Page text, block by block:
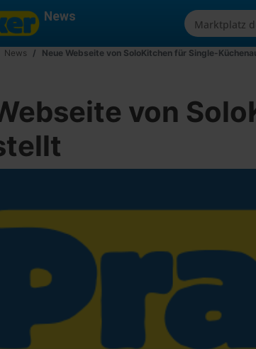
News
News Neue Webseite von SoloKitchen für Single-
von